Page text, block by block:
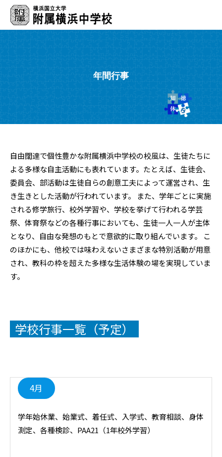
年間行事
自由闊達で個性豊かな附属横浜中学校の校風は、生徒たちに
よる多様な自主活動にも表れています。たとえば、生徒会、
委員会、部活動は生徒自らの創意工夫によって運営され、生
き生きとした活動が行われています。 また、学年ごとに実施
される修学旅行、校外学習や、学校を挙げて行われる学芸
祭、体育祭などの各種行事においても、生徒一人一人が主体
となり、自由な発想のもとで意欲的に取り組んでいます。 こ
のほかにも、他校では味わえないさまざまな特別活動が用意
され、教科の枠を超えた多様な生活体験の場を実現していま
す。
学校行事一覧（予定）
4月
学年始休業、始業式、着任式、入学式、教育相談、身体
測定、各種検診、PAA21（1年校外学習）